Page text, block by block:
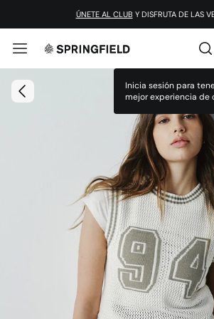
ÚNETE AL CLUB Y DISFRUTA DE LAS
Inicia sesión para
mejor experiencia de